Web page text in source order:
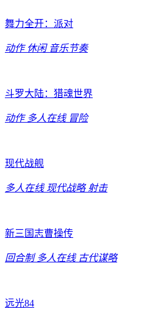
舞力全开：派对
动作 休闲 音乐节奏
斗罗大陆：猎魂世界
动作 多人在线 冒险
现代战舰
多人在线 现代战略 射击
新三国志曹操传
回合制 多人在线 古代谋略
远光84